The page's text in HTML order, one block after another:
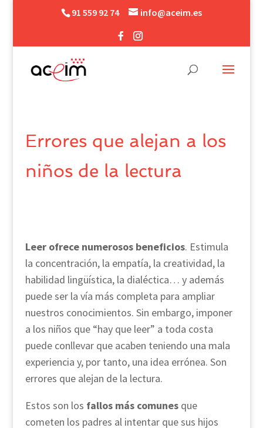
91 559 92 74 info@aceim.es
Errores que alejan a los
niños de la lectura
Leer ofrece numerosos beneficios. Estimula
la concentración, la empatía, la creatividad, la
habilidad lingüística, la dialéctica… y además
puede ser la vía más completa para ampliar
nuestros conocimientos. Sin embargo, imponer
a los niños que “hay que leer” a toda costa
puede conllevar que acaben teniendo una mala
experiencia y, por tanto, una idea errónea. Son
errores que alejan de la lectura.
Estos son los fallos más comunesque
cometen los padres al intentar que sus hijos